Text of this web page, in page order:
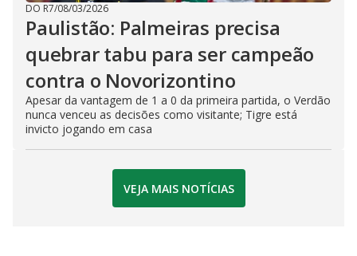
DO R7/08/03/2026
Paulistão: Palmeiras precisa
quebrar tabu para ser campeão
contra o Novorizontino
Apesar da vantagem de 1 a 0 da primeira partida, o Verdão
nunca venceu as decisões como visitante; Tigre está
invicto jogando em casa
VEJA MAIS NOTÍCIAS